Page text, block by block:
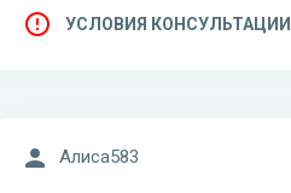
УСЛОВИЯ КОНСУЛЬТАЦИИ
Алиса583